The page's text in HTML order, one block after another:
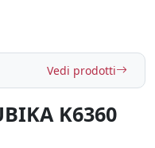
Vedi prodotti
K6360